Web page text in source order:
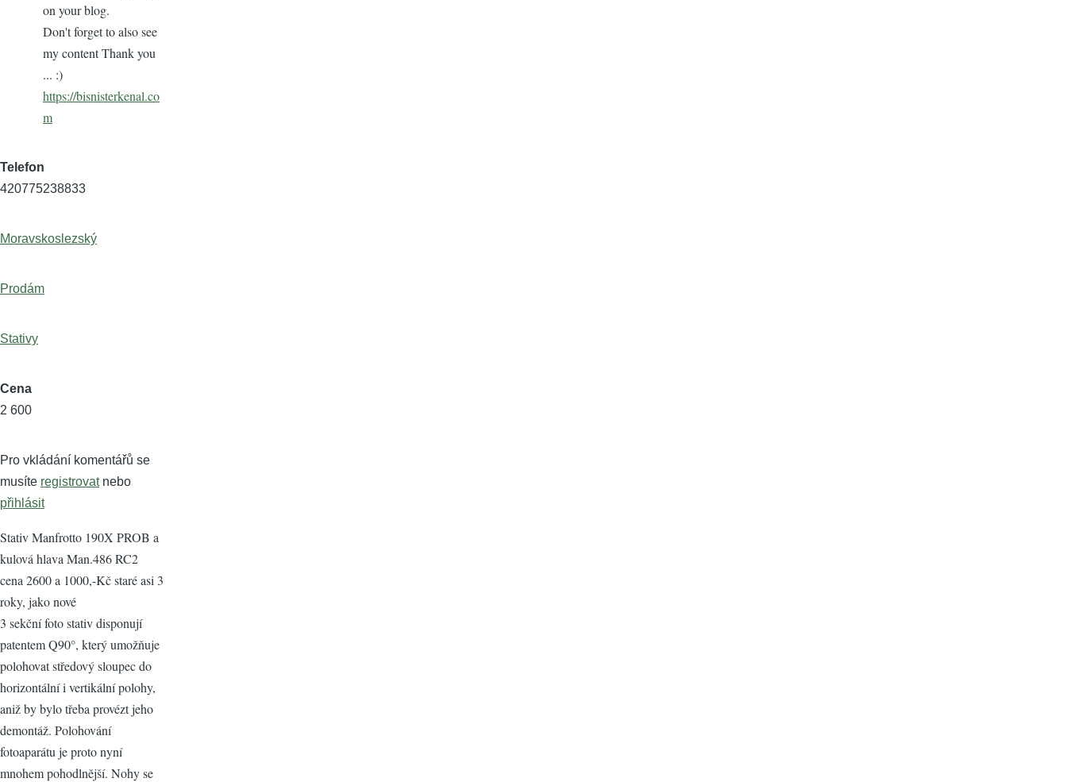
on your blog.
Don't forget to also see
my content Thank you
... :)
https://bisnisterkenal.co
m
Telefon
420775238833
Moravskoslezský
Prodám
Stativy
Cena
2 600
Pro vkládání komentářů se
musíte registrovatnebo
přihlásit
Stativ Manfrotto 190X PROB a
kulová hlava Man.486 RC2
cena 2600 a 1000,-Kč staré asi 3
roky, jako nové
3 sekční foto stativ disponují
patentem Q90°, který umožňuje
polohovat středový sloupec do
horizontální i vertikální polohy,
aniž by bylo třeba provézt jeho
demontáž. Polohování
fotoaparátu je proto nyní
mnohem pohodlnější. Nohy se